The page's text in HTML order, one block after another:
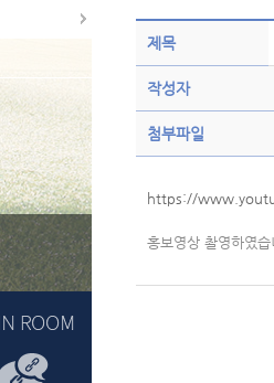
제목
작성자
첨부파일
https://
홍보영상 촬영하였